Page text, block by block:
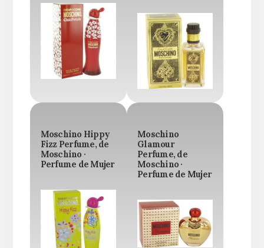
Moschino Hippy
Fizz Perfume, de
Moschino ·
Perfume de Mujer
Moschino
Glamour
Perfume, de
Moschino ·
Perfume de Mujer